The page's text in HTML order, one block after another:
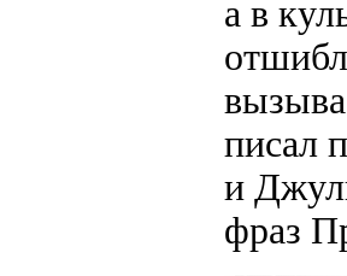
а в
писал
и
фраз